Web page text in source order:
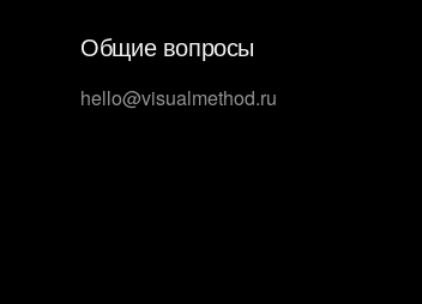
Общие вопросы
hello@visualmethod.ru